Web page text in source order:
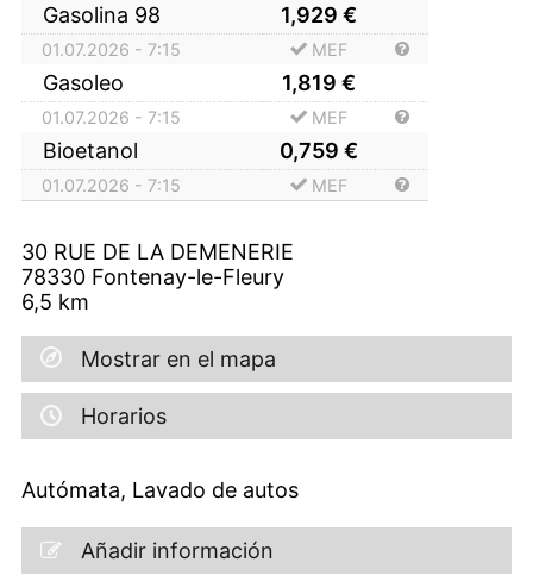
Gasolina 98 1,929 €
01.07.2026 - 7:15 MEF
Gasoleo 1,819 €
01.07.2026 - 7:15 MEF
Bioetanol 0,759 €
01.07.2026 - 7:15 MEF
30 RUE DE LA DEMENERIE
78330 Fontenay-le-Fleury
6,5 km
Mostrar en el mapa
Horarios
Autómata, Lavado de autos
Añadir información